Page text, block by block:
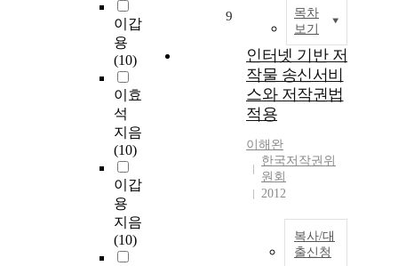
이갑
용
(10)
이효
석
지음
(10)
이갑
용
지음
(10)
목차
보기
9
인터넷 기반 저
작물 송신서비
스와 저작권법
적용
이해완
한국저작권위
원회
2012
복사/대
출신청